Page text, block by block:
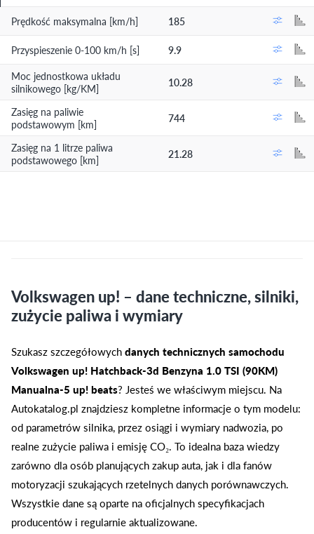
Prędkość maksymalna [km/h] 185
Przyspieszenie 0-100 km/h [s]
9.9
Moc jednostkowa układu
silnikowego [kg/KM]
10.28
Zasięg na paliwie
podstawowym [km]
744
Zasięg na 1 litrze paliwa
podstawowego [km]
21.28
Volkswagen up! – dane techniczne, silniki,
zużycie paliwa i wymiary
Szukasz szczegółowychdanych technicznych samochodu
Volkswagen up! Hatchback-3d Benzyna 1.0 TSI (90KM)
Manualna-5 up! beats? Jesteś we właściwym miejscu. Na
Autokatalog.pl znajdziesz kompletne informacje o tym modelu:
od parametrów silnika, przez osiągi i wymiary nadwozia, po
realne zużycie paliwa i emisję CO₂. To idealna baza wiedzy
zarówno dla osób planujących zakup auta, jak i dla fanów
motoryzacji szukających rzetelnych danych porównawczych.
Wszystkie dane są oparte na oficjalnych specyfikacjach
producentów i regularnie aktualizowane.